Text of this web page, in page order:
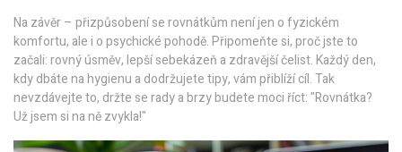
Na závěr – přizpůsobení se rovnátkům není jen o fyzickém
komfortu, ale i o psychické pohodě. Připomeňte si, proč jste to
začali: rovný úsměv, lepší sebekázeň a zdravější čelist. Každý den,
kdy dbáte na hygienu a dodržujete tipy, vám přiblíží cíl. Tak
nevzdávejte to, držte se rady a brzy budete moci říct: "Rovnátka?
Už jsem si na ně zvykla!"